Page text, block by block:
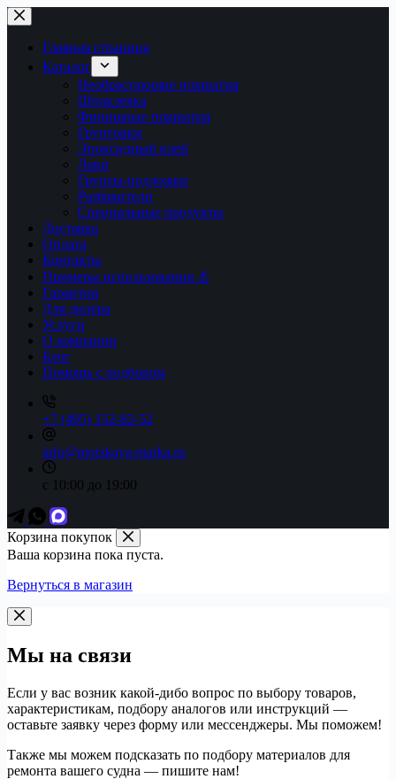
Перейти
к
сути
Главная страница
Каталог
Необрастающие покрытия
Шпаклевка
Финишные покрытия
Грунтовки
Эпоксидный клей
Лаки
Грунты-подложки
Разбавители
Специальные продукты
Доставка
Оплата
Контакты
Примеры использования ⚓
Гарантия
Для дилера
Услуги
О компании
Блог
Помощь с подбором
+7 (495) 152-82-52
info@morskaya-marka.ru
с 10:00 до 19:00
Корзина покупок
Ваша корзина пока пуста.
Вернуться в магазин
Мы на связи
Если у вас возник какой-дибо вопрос по выбору товаров,
характеристикам, подбору аналогов или инструкций —
оставьте заявку через форму или мессенджеры. Мы поможем!
Также мы можем подсказать по подбору материалов для
ремонта вашего судна — пишите нам!